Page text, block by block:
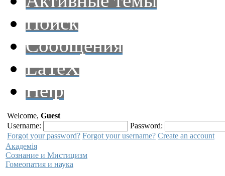
Поиск
Сообщения
LaTeX
Help
Welcome, Guest
Username:
Password:
Forgot your password? Forgot your username? Create an account
Академiя
Сознание и Мистицизм
Гомеопатия и наука